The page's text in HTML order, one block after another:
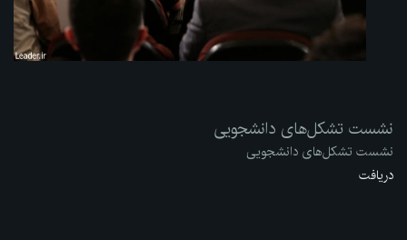
نشست تشکل‌های دانشجویی
نشست تشکل‌های دانشجویی
دریافت